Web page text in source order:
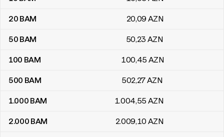
20 BAM 20,09 AZN
50 BAM 50,23 AZN
100 BAM 100,45 AZN
500 BAM 502,27AZN
1.000 BAM 1.004,55 AZN
2.000 BAM 2.009,10 AZN